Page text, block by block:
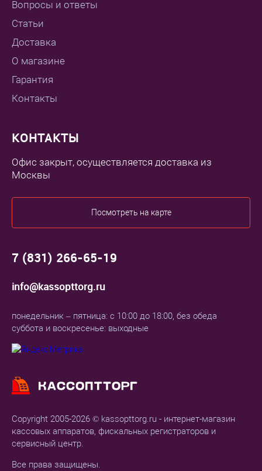
Вопросы и ответы
Статьи
Доставка
О магазине
Гарантия
Контакты
Copyright 2005-2026 © kassopttorg.ru - интернет-магазин
кассовых аппаратов, фискальных регистраторов и
сервисный центр.
Все права защищены.
КОНТАКТЫ
Офис закрыт, осуществляется доставка из
Москвы
Посмотреть на карте
7 (831) 266-65-19
info@kassopttorg.ru
понедельник – пятница: с 10:00 до 18:00, без обеда
суббота и воскресенье: выходные